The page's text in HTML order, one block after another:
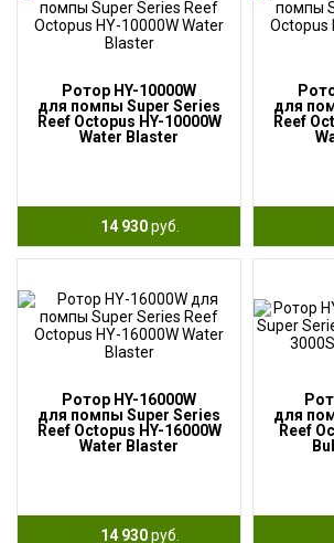
Ротор HY-10000W
для помпы Super Series
Reef Octopus HY-10000W
Water Blaster
14 930руб.
для
Reef
Ротор HY-16000W
для помпы Super Series
Reef Octopus HY-16000W
Water Blaster
14 930руб.
для
Reef